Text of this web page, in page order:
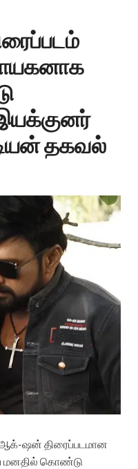
தகவல்
ஆக்-ஷன் திரைப்படமான
மனதில் கொண்டு